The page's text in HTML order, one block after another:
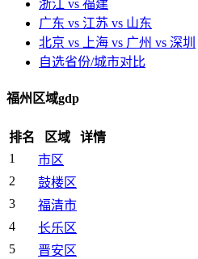
浙江 vs 福建
广东 vs 江苏 vs 山东
北京 vs 上海 vs 广州 vs 深圳
自选省份/城市对比
福州区域gdp
排名 区域
详情
1
市区
2
鼓楼区
3
福清市
4
长乐区
5
晋安区